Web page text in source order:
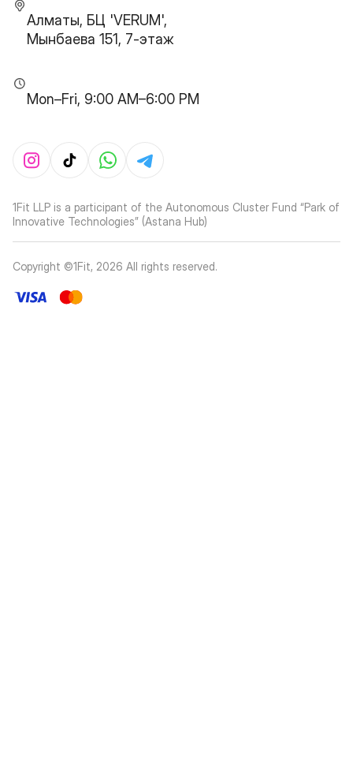
Алматы, БЦ 'VERUM',
Мынбаева 151, 7-этаж
Mon–Fri, 9:00 AM–6:00 PM
1Fit LLP is a participant of the Autonomous Cluster Fund “Park of
Innovative Technologies” (Astana Hub)
Copyright ©1Fit, 2026 All rights reserved.